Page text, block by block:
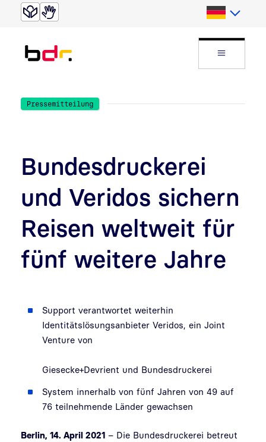
Direkt zur Suche
Direkt zum Inhalt
Deutsch
Pressemitteilung
Bundesdruckerei
und Veridos sichern
Reisen weltweit für
fünf weitere Jahre
Support verantwortet weiterhin
Identitätslösungsanbieter Veridos, ein Joint
Venture von
Giesecke+Devrient und Bundesdruckerei
System innerhalb von fünf Jahren von 49 auf
76 teilnehmende Länder gewachsen
Berlin, 14. April 2021 – Die Bundesdruckerei betreut